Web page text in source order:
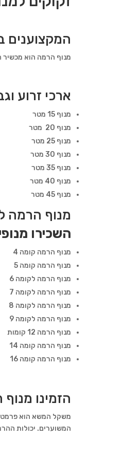
המקצוענים
מנוף הרמה הוא מכשיר
ארכי זרוע
מנוף 15 מטר
מנוף 20 מטר
מנוף 25 מטר
מנוף 30 מטר
מנוף 35 מטר
מנוף 40 מטר
מנוף 45 מטר
מנוף הרמה
השכירו
מנוף הרמה קומה 4
מנוף הרמה קומה 5
מנוף הרמה לקומה 6
מנוף הרמה לקומה 7
מנוף הרמה לקומה 8
מנוף הרמה לקומה 9
מנוף הרמה 12 קומות
מנוף הרמה קומה 14
מנוף הרמה קומה 16
הזמינו
משקל המשא הוא
המשוערים. יכולות